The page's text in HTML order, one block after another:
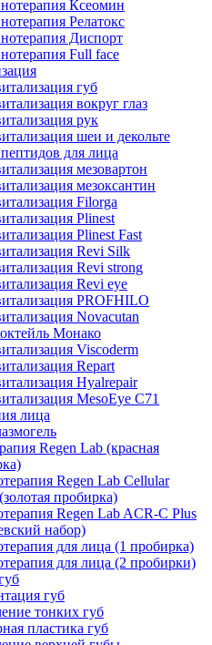
Ксеомин
Релатокс
Диспорт
Full face
губ
вокруг глаз
рук
шеи и декольте
для лица
мезовартон
мезоксантин
Filorga
Plinest
Plinest Fast
Revi Silk
Revi strong
Revi eye
PROFHILO
Novacutan
Монако
Viscoderm
Repart
Hyalrepair
MesoEye C71
лица
Regen Lab (красная
Regen Lab Cellular
пробирка)
Regen Lab ACR-C Plus
набор)
для лица (1 пробирка)
для лица (2 пробирки)
губ
тонких губ
пластика губ